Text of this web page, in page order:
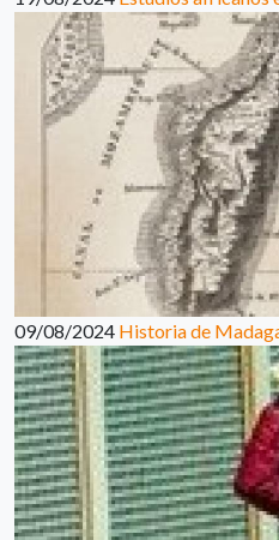
09/08/2024 Historia de